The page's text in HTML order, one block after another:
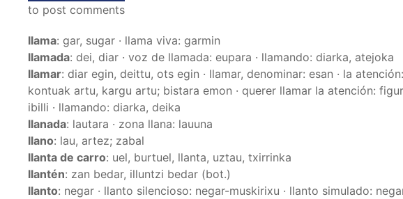
to post comments
llama: gar, sugar · llama viva: garmin
llamada: dei, diar · voz de llamada: eupara · llamando: diarka, atejoka
llamar: diar egin, deittu, ots egin · llamar, denominar: esan · la
kontuak artu, kargu artu; bistara emon · querer llamar la atención:
ibilli · llamando: diarka, deika
llanada: lautara · zona llana: lauuna
llano: lau, artez; zabal
llanta de carro: uel, burtuel, llanta, uztau, txirrinka
llantén: zan bedar, illuntzi bedar (bot.)
llanto: negar · llanto silencioso: negar-muskirixu · llanto simulado: